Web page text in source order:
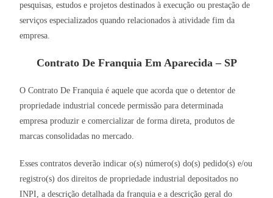
pesquisas, estudos e projetos destinados à execução ou prestação de
serviços especializados quando relacionados à atividade fim da
empresa.
Contrato De Franquia Em Aparecida – SP
O Contrato De Franquia é aquele que acorda que o detentor de
propriedade industrial concede permissão para determinada
empresa produzir e comercializar de forma direta, produtos de
marcas consolidadas no mercado.
Esses contratos deverão indicar o(s) número(s) do(s) pedido(s) e/ou
registro(s) dos direitos de propriedade industrial depositados no
INPI, a descrição detalhada da franquia e a descrição geral do